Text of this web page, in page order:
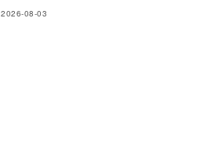
2026-08-03